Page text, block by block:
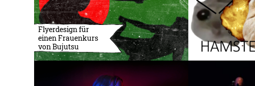
Flyerdesign für
einen Frauenkurs
von Bujutsu